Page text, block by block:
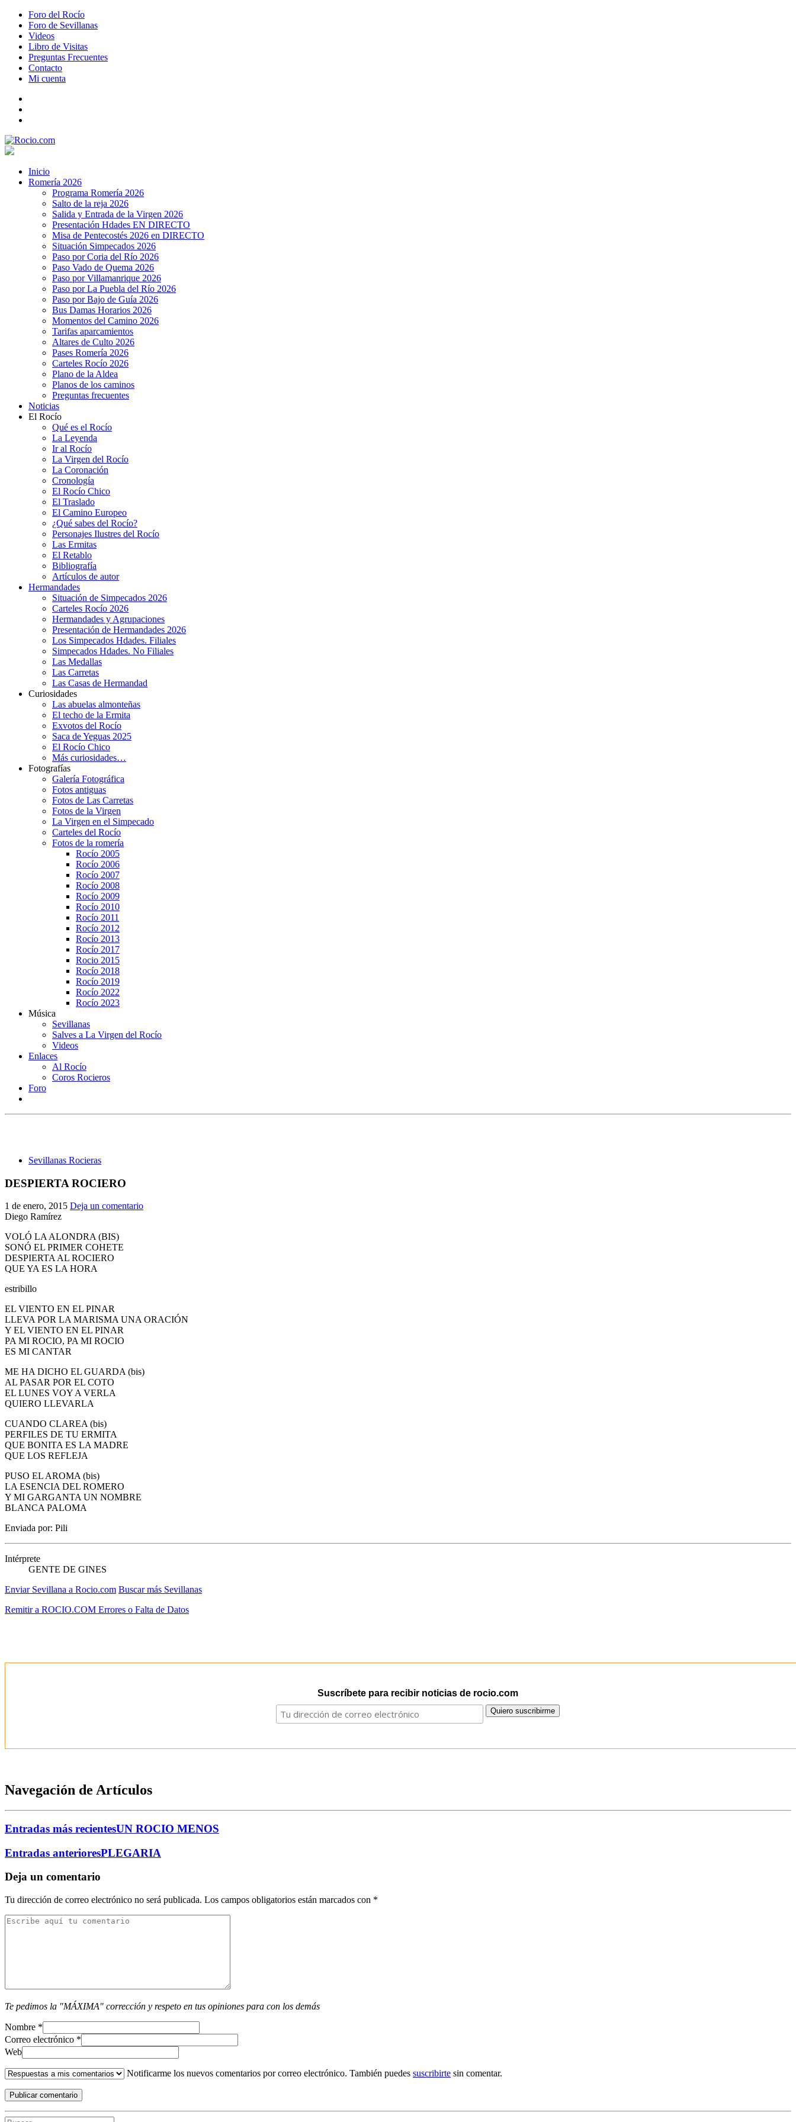
Foro del Rocío
Foro de Sevillanas
Videos
Libro de Visitas
Preguntas Frecuentes
Contacto
Mi cuenta
Inicio
Romería 2026
Programa Romería 2026
Salto de la reja 2026
Salida y Entrada de la Virgen 2026
Presentación Hdades EN DIRECTO
Misa de Pentecostés 2026 en DIRECTO
Situación Simpecados 2026
Paso por Coria del Río 2026
Paso Vado de Quema 2026
Paso por Villamanrique 2026
Paso por La Puebla del Río 2026
Paso por Bajo de Guía 2026
Bus Damas Horarios 2026
Momentos del Camino 2026
Tarifas aparcamientos
Altares de Culto 2026
Pases Romería 2026
Carteles Rocío 2026
Plano de la Aldea
Planos de los caminos
Preguntas frecuentes
Noticias
El Rocío
Qué es el Rocío
La Leyenda
Ir al Rocío
La Virgen del Rocío
La Coronación
Cronología
El Rocío Chico
El Traslado
El Camino Europeo
¿Qué sabes del Rocío?
Personajes Ilustres del Rocío
Las Ermitas
El Retablo
Bibliografía
Artículos de autor
Hermandades
Situación de Simpecados 2026
Carteles Rocío 2026
Hermandades y Agrupaciones
Presentación de Hermandades 2026
Los Simpecados Hdades. Filiales
Simpecados Hdades. No Filiales
Las Medallas
Las Carretas
Las Casas de Hermandad
Curiosidades
Las abuelas almonteñas
El techo de la Ermita
Exvotos del Rocío
Saca de Yeguas 2025
El Rocío Chico
Más curiosidades…
Fotografías
Galería Fotográfica
Fotos antiguas
Fotos de Las Carretas
Fotos de la Virgen
La Virgen en el Simpecado
Carteles del Rocío
Fotos de la romería
Rocío 2005
Rocío 2006
Rocío 2007
Rocío 2008
Rocío 2009
Rocío 2010
Rocío 2011
Rocío 2012
Rocío 2013
Rocío 2017
Rocio 2015
Rocío 2018
Rocío 2019
Rocío 2022
Rocío 2023
Música
Sevillanas
Salves a La Virgen del Rocío
Videos
Enlaces
Al Rocío
Coros Rocieros
Foro
Sevillanas Rocieras
DESPIERTA ROCIERO
1 de enero, 2015 Deja un comentario
Diego Ramírez
VOLÓ LA ALONDRA (BIS)
SONÓ EL PRIMER COHETE
DESPIERTA AL ROCIERO
QUE YA ES LA HORA
estribillo
EL VIENTO EN EL PINAR
LLEVA POR LA MARISMA UNA ORACIÓN
Y EL VIENTO EN EL PINAR
PA MI ROCIO, PA MI ROCIO
ES MI CANTAR
ME HA DICHO EL GUARDA (bis)
AL PASAR POR EL COTO
EL LUNES VOY A VERLA
QUIERO LLEVARLA
CUANDO CLAREA (bis)
PERFILES DE TU ERMITA
QUE BONITA ES LA MADRE
QUE LOS REFLEJA
PUSO EL AROMA (bis)
LA ESENCIA DEL ROMERO
Y MI GARGANTA UN NOMBRE
BLANCA PALOMA
Enviada por: Pili
Intérprete
GENTE DE GINES
Enviar Sevillana a Rocio.com Buscar más Sevillanas
Remitir a ROCIO.COM Errores o Falta de Datos
Suscríbete para recibir noticias de rocio.com
Navegación de Artículos
Entradas más recientesUN ROCIO MENOS
Entradas anterioresPLEGARIA
Deja un comentario
Tu dirección de correo electrónico no será publicada. Los campos obligatorios están marcados con *
Te pedimos la "MÁXIMA" corrección y respeto en tus opiniones para con los demás
Nombre *
Correo electrónico *
Web
Notificarme los nuevos comentarios por correo electrónico. También puedes suscribirte sin comentar.